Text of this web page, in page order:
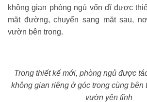
không gian phòng ngủ vốn dĩ được
mặt đường, chuyển sang mặt sau,
vườn bên trong.
Trong thiết kế mới, phòng ngủ được
không gian riêng ở góc trong cùng bên
vườn yên tĩnh